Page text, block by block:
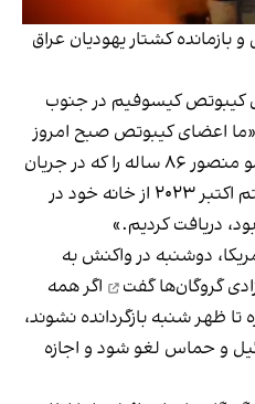
بازمانده کشتار یهودیان عراق
کیبوتص کیسوفیم در جنوب
اعضای کیبوتص صبح امروز
خبر قتل دوست عزیزمان شلومو منصور ۸۶ ساله را که در جریان
حمله تروریستی حماس در هفتم اکتبر ۲۰۲۳ از خانه خود در
دریافت کردیم.»
دوشنبه در واکنش به
گروگان‌ها گفت
اگر همه
ظهر شنبه بازگردانده نشوند،
و حماس لغو شود و اجازه